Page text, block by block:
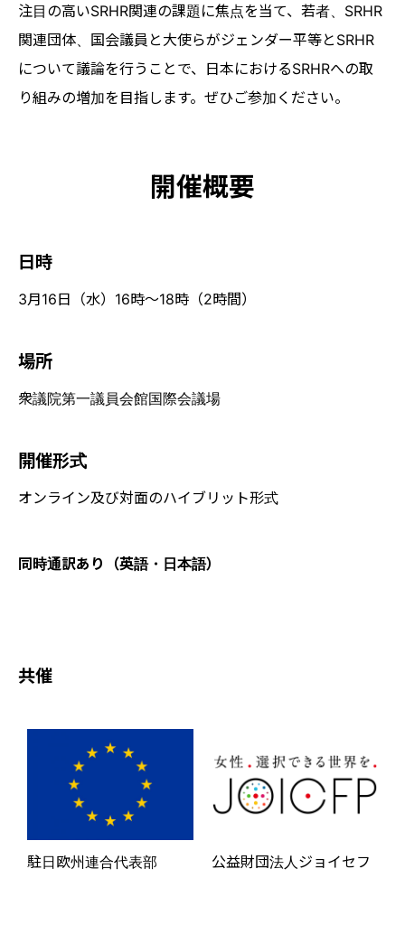
注目の高いSRHR関連の課題に焦点を当て、若者、SRHR
関連団体、国会議員と大使らがジェンダー平等とSRHR
について議論を行うことで、日本におけるSRHRへの取
り組みの増加を目指します。ぜひご参加ください。
開催概要
日時
3月16日（水）16時～18時（2時間）
場所
衆議院第一議員会館国際会議場
開催形式
オンライン及び対面のハイブリット形式
同時通訳あり（英語・日本語）
共催
駐日欧州連合代表部 公益財団法人ジョイセフ